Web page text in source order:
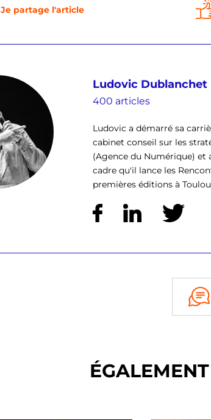
Je partage l'article
Ludovic Dublanchet
400 articles
Ludovic a démarré sa
cabinet conseil sur les
(Agence du Numérique) et
cadre qu'il lance les
premières éditions à